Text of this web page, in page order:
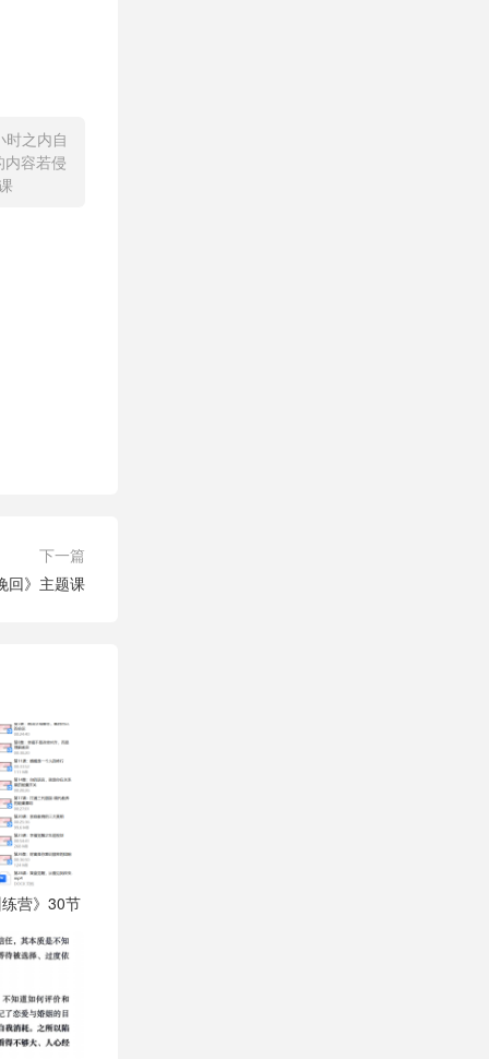
之内自
容若侵
下一篇
回》主题课
营》30节